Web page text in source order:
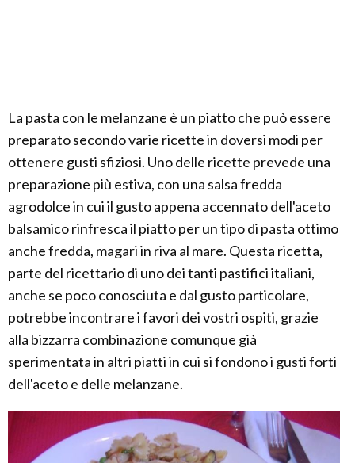
La pasta con le melanzane è un piatto che può essere
preparato secondo varie ricette in doversi modi per
ottenere gusti sfiziosi. Uno delle ricette prevede una
preparazione più estiva, con una salsa fredda
agrodolce in cui il gusto appena accennato dell'aceto
balsamico rinfresca il piatto per un tipo di pasta ottimo
anche fredda, magari in riva al mare. Questa ricetta,
parte del ricettario di uno dei tanti pastifici italiani,
anche se poco conosciuta e dal gusto particolare,
potrebbe incontrare i favori dei vostri ospiti, grazie
alla bizzarra combinazione comunque già
sperimentata in altri piatti in cui si fondono i gusti forti
dell'aceto e delle melanzane.